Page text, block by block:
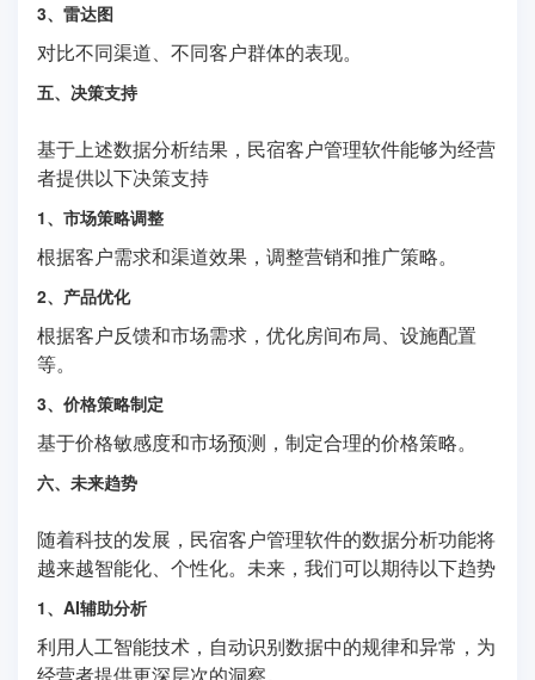
3、雷达图
对比不同渠道、不同客户群体的表现。
五、决策支持
基于上述数据分析结果，民宿客户管理软件能够为经营
者提供以下决策支持
1、市场策略调整
根据客户需求和渠道效果，调整营销和推广策略。
2、产品优化
根据客户反馈和市场需求，优化房间布局、设施配置
等。
3、价格策略制定
基于价格敏感度和市场预测，制定合理的价格策略。
六、未来趋势
随着科技的发展，民宿客户管理软件的数据分析功能将
越来越智能化、个性化。未来，我们可以期待以下趋势
1、AI辅助分析
利用人工智能技术，自动识别数据中的规律和异常，为